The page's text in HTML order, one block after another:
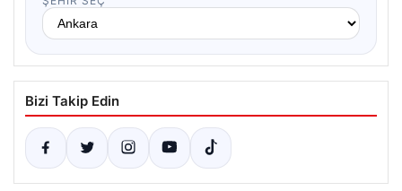
Bizi Takip Edin